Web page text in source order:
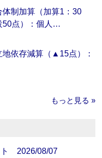
体制加算（加算1：30
50点）：個人…
地依存減算（▲15点）：
もっと見る »
ト 2026/08/07